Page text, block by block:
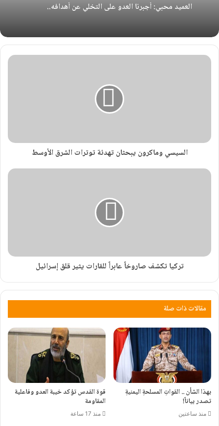
العميد محبي: أجبرنا العدو على التخلي عن أهدافه..
السيسي وماكرون يبحثان تهدئة توترات الشرق الأوسط
تركيا تكشف صاروخاً عابراً للقارات يثير قلق إسرائيل
مقالات ذات صلة
بهذا الشأن .. القواتِ المسلحةِ اليمنيةِ
تصدر بياناً!
منذ ساعتين
قوة القدس تؤكد خيبة العدو وفاعلية
المقاومة
منذ 17 ساعة